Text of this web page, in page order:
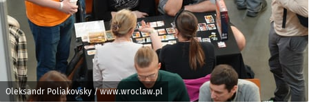
Oleksandr Poliakovsky / www.wroclaw.pl